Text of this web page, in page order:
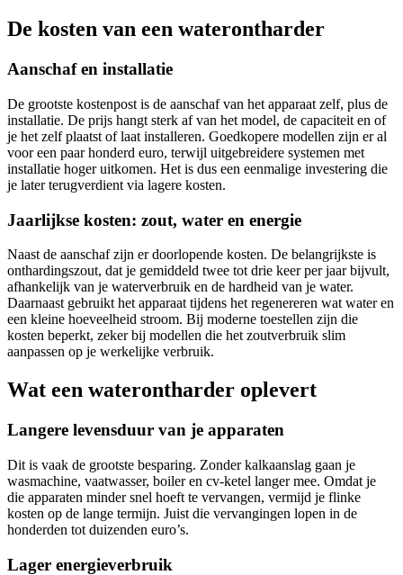
De kosten van een waterontharder
Aanschaf en installatie
De grootste kostenpost is de aanschaf van het apparaat zelf, plus de
installatie. De prijs hangt sterk af van het model, de capaciteit en of
je het zelf plaatst of laat installeren. Goedkopere modellen zijn er al
voor een paar honderd euro, terwijl uitgebreidere systemen met
installatie hoger uitkomen. Het is dus een eenmalige investering die
je later terugverdient via lagere kosten.
Jaarlijkse kosten: zout, water en energie
Naast de aanschaf zijn er doorlopende kosten. De belangrijkste is
onthardingszout, dat je gemiddeld twee tot drie keer per jaar bijvult,
afhankelijk van je waterverbruik en de hardheid van je water.
Daarnaast gebruikt het apparaat tijdens het regenereren wat water en
een kleine hoeveelheid stroom. Bij moderne toestellen zijn die
kosten beperkt, zeker bij modellen die het zoutverbruik slim
aanpassen op je werkelijke verbruik.
Wat een waterontharder oplevert
Langere levensduur van je apparaten
Dit is vaak de grootste besparing. Zonder kalkaanslag gaan je
wasmachine, vaatwasser, boiler en cv-ketel langer mee. Omdat je
die apparaten minder snel hoeft te vervangen, vermijd je flinke
kosten op de lange termijn. Juist die vervangingen lopen in de
honderden tot duizenden euro’s.
Lager energieverbruik